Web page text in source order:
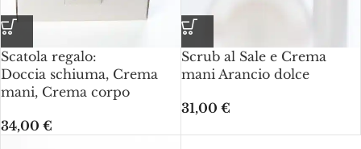
Scatola regalo:
Doccia schiuma, Crema
mani, Crema corpo
34,00 €
Scrub al Sale e Crema
mani Arancio dolce
31,00 €